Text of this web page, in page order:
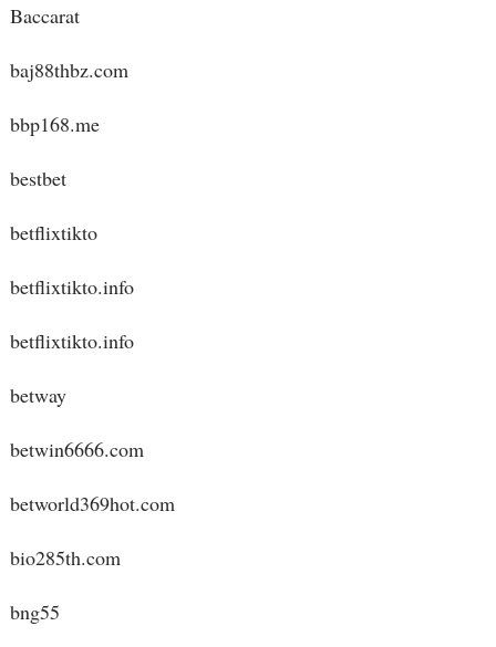
Baccarat
baj88thbz.com
bbp168.me
bestbet
betflixtikto
betflixtikto.info
betflixtikto.info
betway
betwin6666.com
betworld369hot.com
bio285th.com
bng55